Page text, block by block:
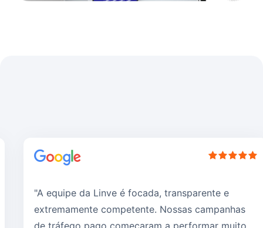
"A equipe da Linve é focada, transparente e
extremamente competente. Nossas campanhas
de tráfego pago começaram a performar muito